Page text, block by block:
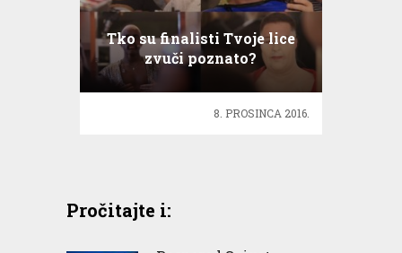
Tko su finalisti Tvoje lice
zvuči poznato?
8. PROSINCA 2016.
Pročitajte i: